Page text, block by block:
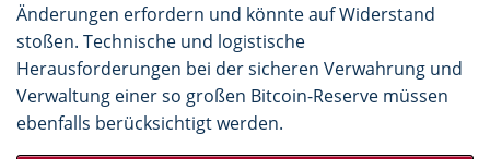
Änderungen erfordern und könnte auf Widerstand
stoßen. Technische und logistische
Herausforderungen bei der sicheren Verwahrung und
Verwaltung einer so großen Bitcoin-Reserve müssen
ebenfalls berücksichtigt werden.